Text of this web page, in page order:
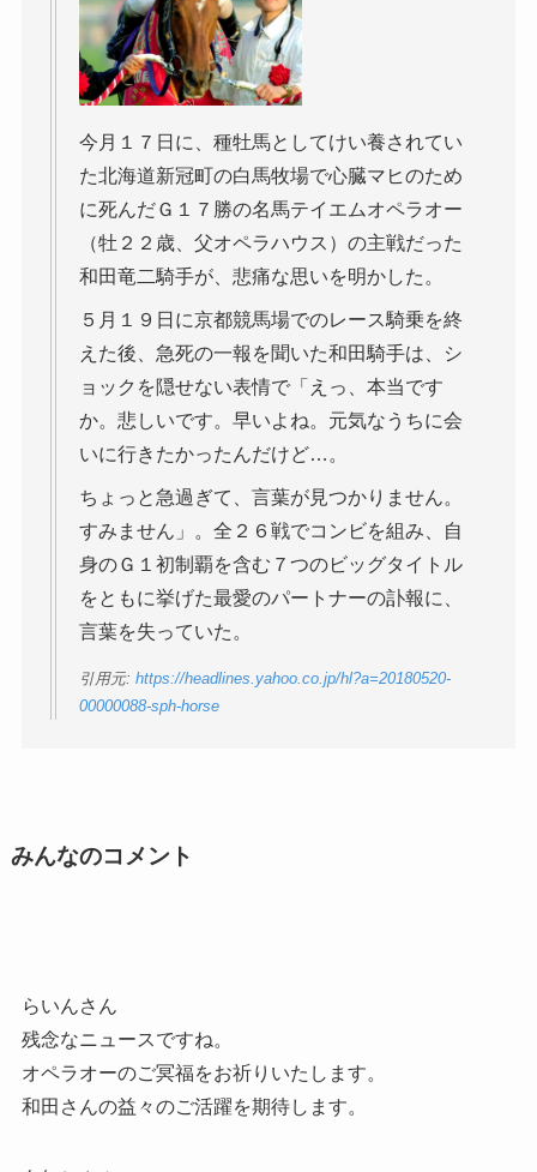
今月１７日に、種牡馬としてけい養されてい
た北海道新冠町の白馬牧場で心臓マヒのため
に死んだＧ１７勝の名馬テイエムオペラオー
（牡２２歳、父オペラハウス）の主戦だった
和田竜二騎手が、悲痛な思いを明かした。
５月１９日に京都競馬場でのレース騎乗を終
えた後、急死の一報を聞いた和田騎手は、シ
ョックを隠せない表情で「えっ、本当です
か。悲しいです。早いよね。元気なうちに会
いに行きたかったんだけど…。
ちょっと急過ぎて、言葉が見つかりません。
すみません」。全２６戦でコンビを組み、自
身のＧ１初制覇を含む７つのビッグタイトル
をともに挙げた最愛のパートナーの訃報に、
言葉を失っていた。
引用元: https://headlines.yahoo.co.jp/hl?a=20180520-
00000088-sph-horse
みんなのコメント
らいんさん
残念なニュースですね。
オペラオーのご冥福をお祈りいたします。
和田さんの益々のご活躍を期待します。